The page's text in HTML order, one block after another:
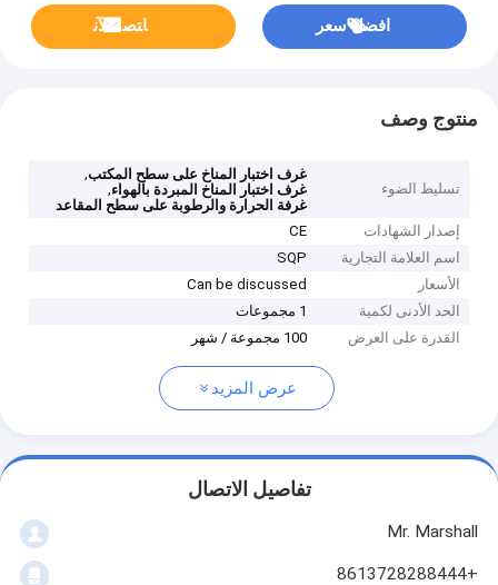
افضل سعر ﺎﺘﺼﻟ ﺍﻶﻧ
منتوج وصف
تسليط الضوء
غرف اختبار المناخ على سطح المكتب,
غرف اختبار المناخ المبردة بالهواء,
غرفة الحرارة والرطوبة على سطح المقاعد
إصدار الشهادات
CE
اسم العلامة التجارية
SQP
الأسعار
Can be discussed
الحد الأدنى لكمية
1 مجموعات
القدرة على العرض
100 مجموعة / شهر
عرض المزيد
تفاصيل الاتصال
Mr. Marshall
+8613728288444